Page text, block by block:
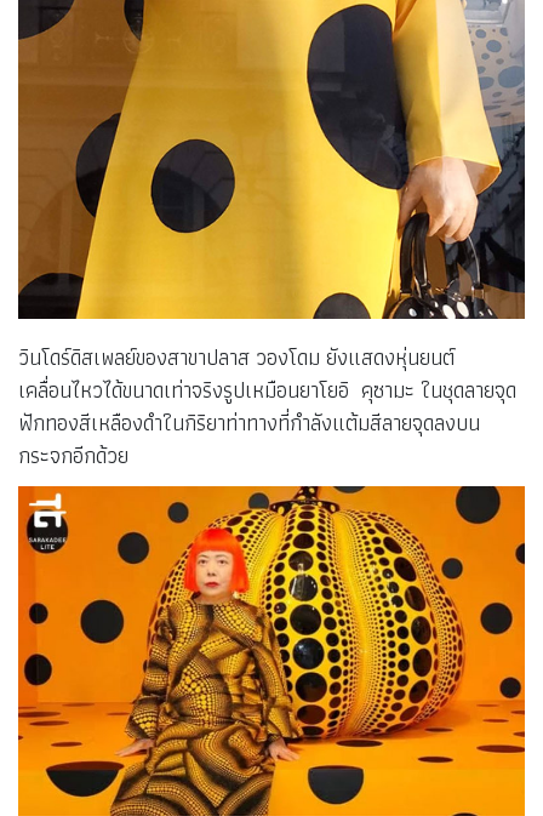
วินโดร์ดิสเพลย์ของสาขาปลาส วองโดม ยังแสดงหุ่นยนต์
เคลื่อนไหวได้ขนาดเท่าจริงรูปเหมือนยาโยอิ คุซามะ ในชุดลายจุด
ฟักทองสีเหลืองดำในกิริยาท่าทางที่กำลังแต้มสีลายจุดลงบน
กระจกอีกด้วย